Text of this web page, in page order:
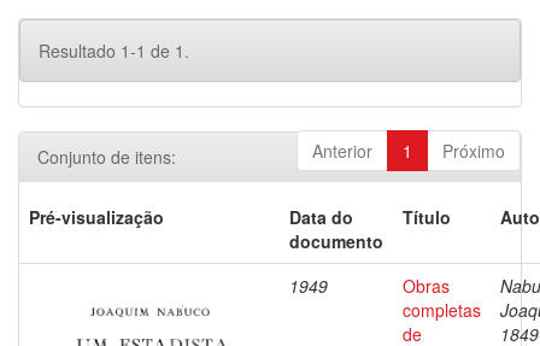
Resultado 1-1 de 1.
Anterior 1 Próximo
Conjunto de itens:
Pré-visualização
Data do
documento
Título
1949
Obras
completas
de